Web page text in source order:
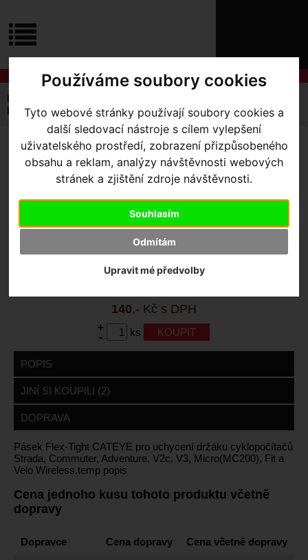
Používáme soubory cookies
Tyto webové stránky používají soubory cookies a
další sledovací nástroje s cílem vylepšení
uživatelského prostředí, zobrazení přizpůsobeného
obsahu a reklam, analýzy návštěvnosti webových
stránek a zjištění zdroje návštěvnosti.
Souhlasím
Odmítám
Upravit mé předvolby
NÁKUPU
SLUŽBY
Úvodní strana
Příslušenství
objímka Cateye Strada Flex
OBJÍMKA CATEYE STRADA
FLEX
Výrobce:
Cateye
160-0280N
Skladem:
Ano, v Olomouci
IHNED
140,- Kč s DPH
+
-
ks
POPIS
JINÍ SI KOUPILI (2)
DOPRAVA
Pásek Flex-Tight CATEYE pro uchycení držáku cyklopočítačů
Strada, Commuter, Adventure, V2c, V3, Micro(MC200), Fit a
Velo Wireless.temp popis
Cena jednoho kusu tohoto produktu včetně
dopravy
Dopravce Cena dopravy Cena včetně dopravy